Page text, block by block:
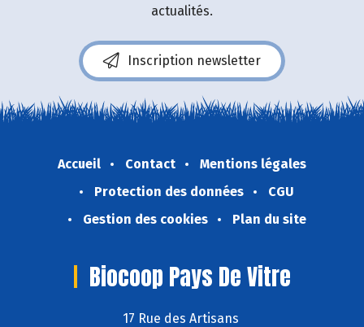
actualités.
Inscription newsletter
Accueil Contact
Mentions légales
Protection des données
CGU
Gestion des cookies
Plan du site
Biocoop Pays De Vitre
17 Rue des Artisans